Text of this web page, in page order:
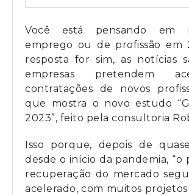
Você está pensando em
emprego ou de profissão em
resposta for sim, as notícias
empresas pretendem
contratações de novos
que mostra o novo estudo
2023”, feito pela consultoria
Isso porque, depois de
desde o início da pandemia, “o
recuperação do mercado
acelerado, com muitos